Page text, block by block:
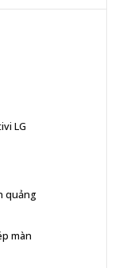
LG
quảng
màn